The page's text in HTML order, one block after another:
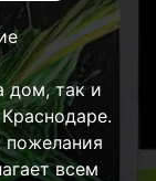
дом, так и
пожелания
всем